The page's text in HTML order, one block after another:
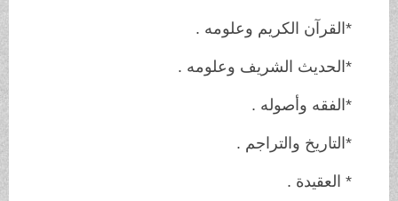
*القرآن الكريم وعلومه .
*الحديث الشريف وعلومه .
*الفقه وأصوله .
*التاريخ والتراجم .
* العقيدة .